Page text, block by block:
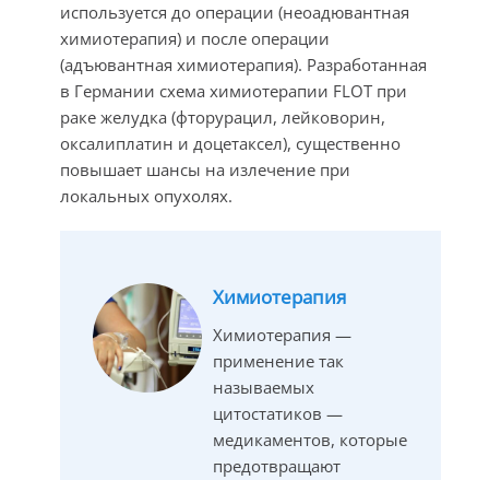
используется до операции (неоадювантная
химиотерапия) и после операции
(адъювантная химиотерапия). Разработанная
в Германии схема химиотерапии FLOT при
раке желудка (фторурацил, лейковорин,
оксалиплатин и доцетаксел), существенно
повышает шансы на излечение при
локальных опухолях.
Химиотерапия
Химиотерапия —
применение так
называемых
цитостатиков —
медикаментов, которые
предотвращают